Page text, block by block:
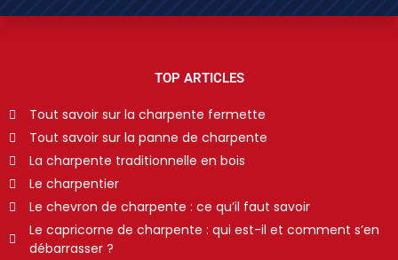
TOP ARTICLES
Tout savoir sur la charpente fermette
Tout savoir sur la panne de charpente
La charpente traditionnelle en bois
Le charpentier
Le chevron de charpente : ce qu’il faut savoir
Le capricorne de charpente : qui est-il et comment s’en
débarrasser ?